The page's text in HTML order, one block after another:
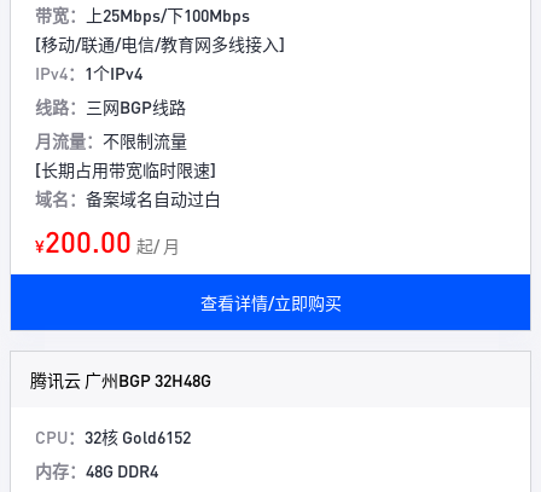
带宽：
上25Mbps/下100Mbps
[移动/联通/电信/教育网多线接入]
IPv4： 1个IPv4
线路： 三网BGP线路
月流量： 不限制流量
[长期占用带宽临时限速]
域名： 备案域名自动过白
¥200.00 起/ 月
查看详情/立即购买
腾讯云 广州BGP 32H48G
CPU： 32核 Gold6152
内存： 48G DDR4